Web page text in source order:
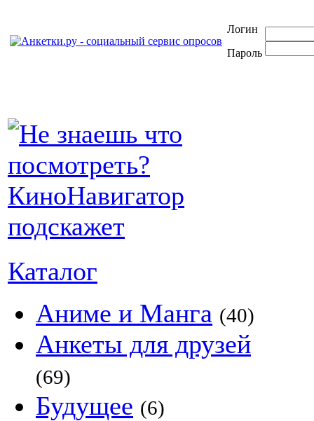
Логин
Пароль
Каталог
Аниме и Манга (40)
Анкеты для друзей
(69)
Будущее (6)